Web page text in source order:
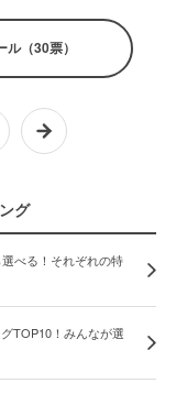
（30票）
グ
べる！それぞれの特
TOP10！みんなが選